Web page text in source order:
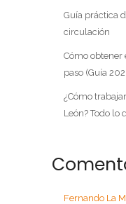
Guía práctica
circulación
Cómo obtener
paso (Guía
¿Cómo
León? Todo lo
Fernando La